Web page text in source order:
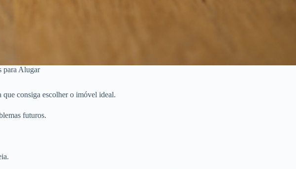
para Alugar
que consiga escolher o imóvel ideal.
futuros.